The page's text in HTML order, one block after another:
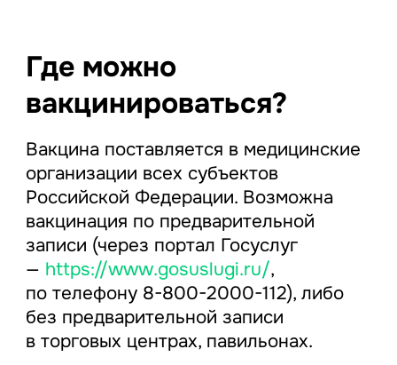
Где можно
вакцинироваться?
Вакцина поставляется в медицинские
организации всех субъектов
Российской Федерации. Возможна
вакцинация по предварительной
записи (через портал Госуслуг
— https://www.gosuslugi.ru/,
по телефону 8-800-2000-112), либо
без предварительной записи
в торговых центрах, павильонах.